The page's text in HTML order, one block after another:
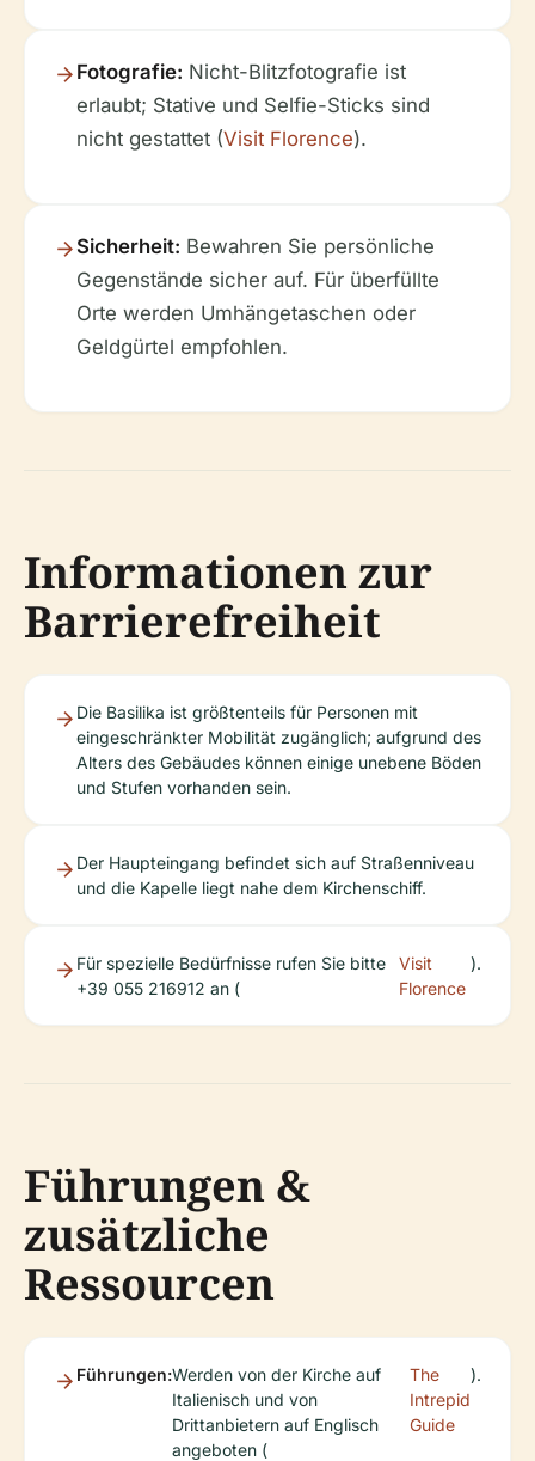
Fotografie: Nicht-Blitzfotografie ist
erlaubt; Stative und Selfie-Sticks sind
nicht gestattet (Visit Florence).
Sicherheit: Bewahren Sie persönliche
Gegenstände sicher auf. Für überfüllte
Orte werden Umhängetaschen oder
Geldgürtel empfohlen.
Informationen zur
Barrierefreiheit
Die Basilika ist größtenteils für Personen mit
eingeschränkter Mobilität zugänglich; aufgrund des
Alters des Gebäudes können einige unebene Böden
und Stufen vorhanden sein.
Der Haupteingang befindet sich auf Straßenniveau
und die Kapelle liegt nahe dem Kirchenschiff.
Für spezielle Bedürfnisse rufen Sie bitte
+39 055 216912 an (
Visit
Florence
).
Führungen &
zusätzliche
Ressourcen
Führungen:Werden von der Kirche auf
Italienisch und von
Drittanbietern auf Englisch
angeboten (
The
Intrepid
Guide
).